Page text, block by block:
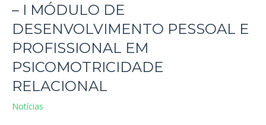
– I MÓDULO DE
DESENVOLVIMENTO PESSOAL E
PROFISSIONAL EM
PSICOMOTRICIDADE
RELACIONAL
Notícias